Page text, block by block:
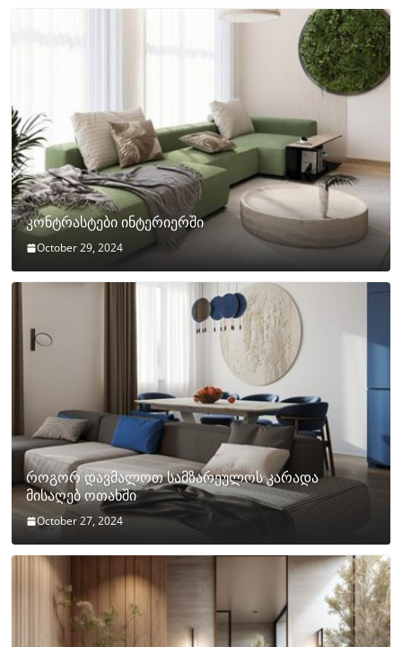
კონტრასტები ინტერიერში
October 29, 2024
როგორ დავმალოთ სამზარეულოს კარადა
მისაღებ ოთახში
October 27, 2024